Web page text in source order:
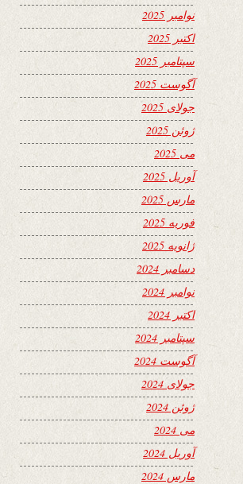
نوامبر 2025
اکتبر 2025
سپتامبر 2025
آگوست 2025
جولای 2025
ژوئن 2025
می 2025
آوریل 2025
مارس 2025
فوریه 2025
ژانویه 2025
دسامبر 2024
نوامبر 2024
اکتبر 2024
سپتامبر 2024
آگوست 2024
جولای 2024
ژوئن 2024
می 2024
آوریل 2024
مارس 2024